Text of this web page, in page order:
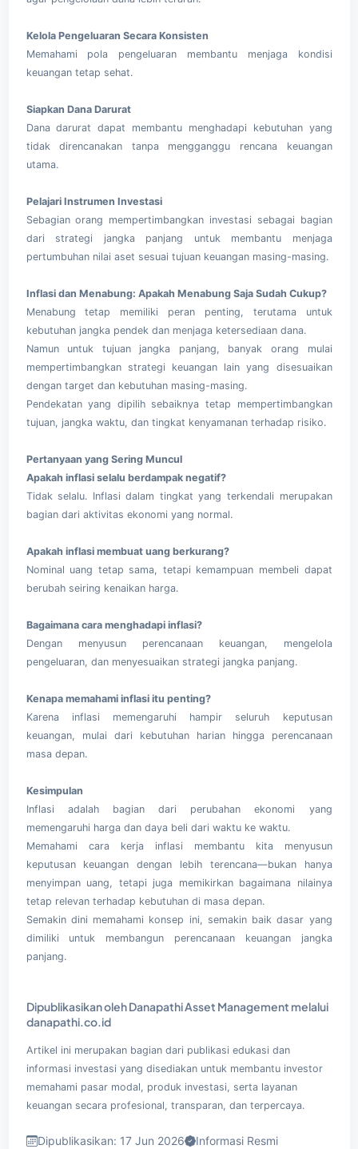
Kelola Pengeluaran Secara Konsisten
Memahami pola pengeluaran membantu menjaga kondisi
keuangan tetap sehat.
Siapkan Dana Darurat
Dana darurat dapat membantu menghadapi kebutuhan yang
tidak direncanakan tanpa mengganggu rencana keuangan
utama.
Pelajari Instrumen Investasi
Sebagian orang mempertimbangkan investasi sebagai bagian
dari strategi jangka panjang untuk membantu menjaga
pertumbuhan nilai aset sesuai tujuan keuangan masing-masing.
Inflasi dan Menabung: Apakah Menabung Saja Sudah Cukup?
Menabung tetap memiliki peran penting, terutama untuk
kebutuhan jangka pendek dan menjaga ketersediaan dana.
Namun untuk tujuan jangka panjang, banyak orang mulai
mempertimbangkan strategi keuangan lain yang disesuaikan
dengan target dan kebutuhan masing-masing.
Pendekatan yang dipilih sebaiknya tetap mempertimbangkan
tujuan, jangka waktu, dan tingkat kenyamanan terhadap risiko.
Pertanyaan yang Sering Muncul
Apakah inflasi selalu berdampak negatif?
Tidak selalu. Inflasi dalam tingkat yang terkendali merupakan
bagian dari aktivitas ekonomi yang normal.
Apakah inflasi membuat uang berkurang?
Nominal uang tetap sama, tetapi kemampuan membeli dapat
berubah seiring kenaikan harga.
Bagaimana cara menghadapi inflasi?
Dengan menyusun perencanaan keuangan, mengelola
pengeluaran, dan menyesuaikan strategi jangka panjang.
Kenapa memahami inflasi itu penting?
Karena inflasi memengaruhi hampir seluruh keputusan
keuangan, mulai dari kebutuhan harian hingga perencanaan
masa depan.
Kesimpulan
Inflasi adalah bagian dari perubahan ekonomi yang
memengaruhi harga dan daya beli dari waktu ke waktu.
Memahami cara kerja inflasi membantu kita menyusun
keputusan keuangan dengan lebih terencana—bukan hanya
menyimpan uang, tetapi juga memikirkan bagaimana nilainya
tetap relevan terhadap kebutuhan di masa depan.
Semakin dini memahami konsep ini, semakin baik dasar yang
dimiliki untuk membangun perencanaan keuangan jangka
panjang.
Dipublikasikan oleh Danapathi Asset Management melalui
danapathi.co.id
Artikel ini merupakan bagian dari publikasi edukasi dan
informasi investasi yang disediakan untuk membantu investor
memahami pasar modal, produk investasi, serta layanan
keuangan secara profesional, transparan, dan terpercaya.
Dipublikasikan: 17 Jun 2026 Informasi Resmi